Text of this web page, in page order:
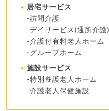
居宅サービス
-訪問介護
-デイサービス(通所介護)
-介護付有料老人ホーム
-グループホーム
施設サービス
-特別養護老人ホーム
-介護老人保健施設